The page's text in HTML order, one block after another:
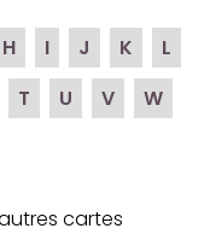
H I J K
L
T U V
W
cartes